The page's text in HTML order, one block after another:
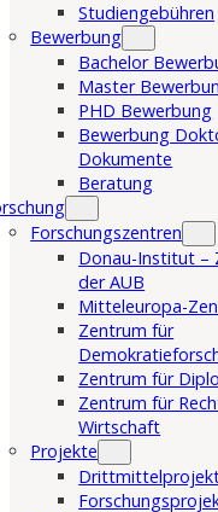
Studiengebühren
Bewerbung
Bachelor
Master
PHD Bewerbung
Bewerbung
Dokumente
Beratung
Forschungszentren
Donau-Institut –
der AUB
Mitteleuropa-
Zentrum für
Zentrum für
Zentrum für
Wirtschaft
Projekte